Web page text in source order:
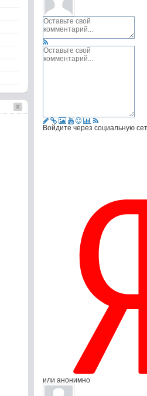
Войдите через социальную
или анонимно